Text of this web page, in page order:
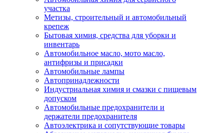
участка
Метизы, строительный и автомобильный
крепеж
Бытовая химия, средства для уборки и
инвентарь
Автомобильное масло, мото масло,
антифризы и присадки
Автомобильные лампы
Автопринадлежности
Индустриальная химия и смазки с пищевым
допуском
Автомобильные предохранители и
держатели предохранителя
Автоэлектрика и сопутствующие товары